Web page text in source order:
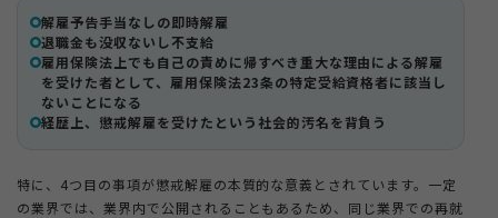
解雇予告手当なしの即時解雇
退職金も没収ないし不支給
雇用保険法上でも自己の責めに帰すべき重大な理由による解雇
を受けた者として、雇用保険法23条の特定受給資格者に該当し
ないことになる
経歴上、懲戒解雇を受けたという社会的汚名を背負う
特に、4つ目の事項が懲戒解雇の本質的な意義とされています。一定
の業界では、業界内で公開されることもあるため、同じ業界での再就